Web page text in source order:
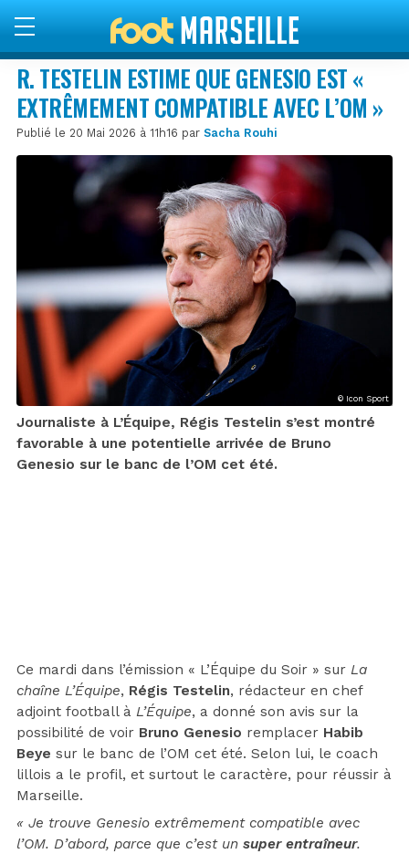
R. TESTELIN ESTIME QUE GENESIO EST «
EXTRÊMEMENT COMPATIBLE AVEC L’OM »
Publié le 20 Mai 2026 à 11h16 par Sacha Rouhi
© Icon Sport
Journaliste à L’Équipe, Régis Testelin s’est montré
favorable à une potentielle arrivée de Bruno
Genesio sur le banc de l’OM cet été.
Ce mardi dans l’émission « L’Équipe du Soir » sur La
chaîne L’Équipe, Régis Testelin, rédacteur en chef
adjoint football à L’Équipe, a donné son avis sur la
possibilité de voir Bruno Genesio remplacer Habib
Beye sur le banc de l’OM cet été. Selon lui, le coach
lillois a le profil, et surtout le caractère, pour réussir à
Marseille.
« Je trouve Genesio extrêmement compatible avec
l’OM. D’abord, parce que c’est un super entraîneur.